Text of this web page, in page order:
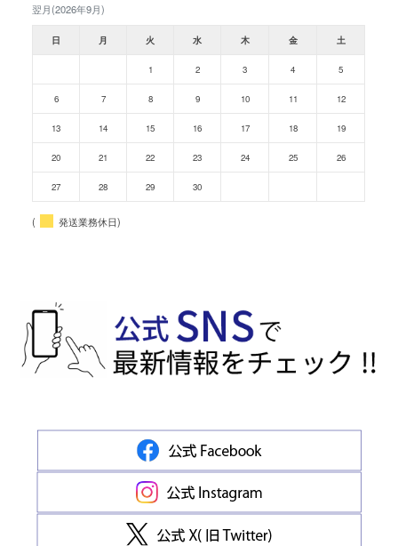
翌月(2026年9月)
日 月 火 水 木 金 土
1 2 3 4 5
6 7 8 9 10 11 12
13 14 15 16 17 18 19
20 21 22 23 24 25 26
27 28 29 30
( 発送業務休日)